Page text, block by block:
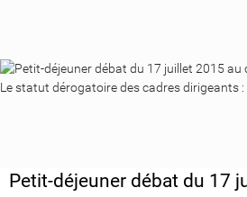
Petit-déjeuner débat du 17